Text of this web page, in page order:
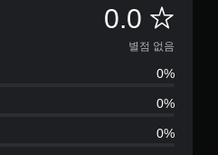
0.0 별
점
없
음
별점 없음
0%
0%
0%